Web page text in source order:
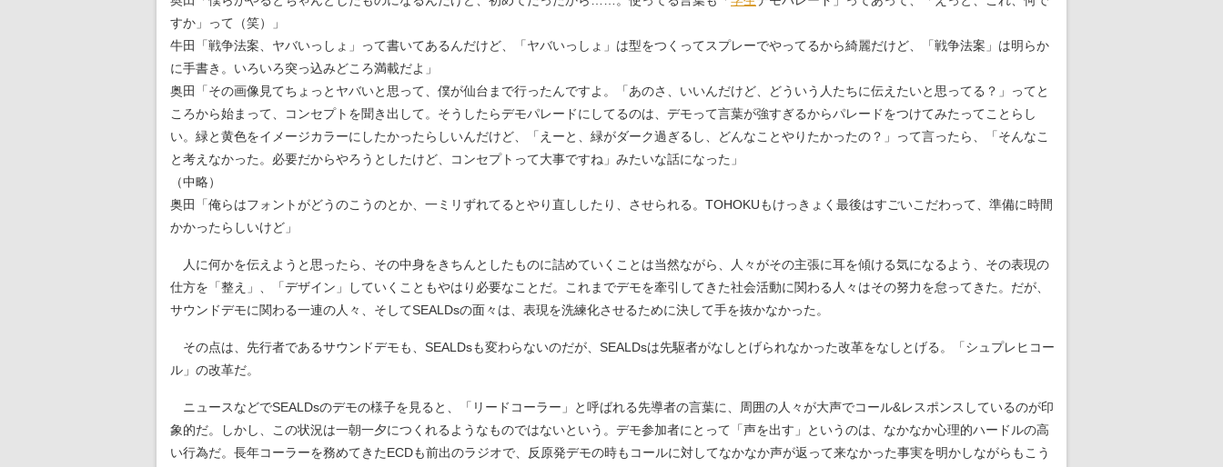
すか」って（笑）」
牛田「戦争法案、ヤバいっしょ」って書いてあるんだけど、「ヤバいっしょ」は型をつくってスプレーでやってるから綺麗だけど、「戦争法案」は明らか
に手書き。いろいろ突っ込みどころ満載だよ」
奥田「その画像見てちょっとヤバいと思って、僕が仙台まで行ったんですよ。「あのさ、いいんだけど、どういう人たちに伝えたいと思ってる？」ってと
ころから始まって、コンセプトを聞き出して。そうしたらデモパレードにしてるのは、デモって言葉が強すぎるからパレードをつけてみたってことらし
い。緑と黄色をイメージカラーにしたかったらしいんだけど、「えーと、緑がダーク過ぎるし、どんなことやりたかったの？」って言ったら、「そんなこ
と考えなかった。必要だからやろうとしたけど、コンセプトって大事ですね」みたいな話になった」
（中略）
奥田「俺らはフォントがどうのこうのとか、一ミリずれてるとやり直ししたり、させられる。TOHOKUもけっきょく最後はすごいこだわって、準備に時間
かかったらしいけど」
人に何かを伝えようと思ったら、その中身をきちんとしたものに詰めていくことは当然ながら、人々がその主張に耳を傾ける気になるよう、その表現の
仕方を「整え」、「デザイン」していくこともやはり必要なことだ。これまでデモを牽引してきた社会活動に関わる人々はその努力を怠ってきた。だが、
サウンドデモに関わる一連の人々、そしてSEALDsの面々は、表現を洗練化させるために決して手を抜かなかった。
その点は、先行者であるサウンドデモも、SEALDsも変わらないのだが、SEALDsは先駆者がなしとげられなかった改革をなしとげる。「シュプレヒコー
ル」の改革だ。
ニュースなどでSEALDsのデモの様子を見ると、「リードコーラー」と呼ばれる先導者の言葉に、周囲の人々が大声でコール&レスポンスしているのが印
象的だ。しかし、この状況は一朝一夕につくれるようなものではないという。デモ参加者にとって「声を出す」というのは、なかなか心理的ハードルの高
い行為だ。長年コーラーを務めてきたECDも前出のラジオで、反原発デモの時もコールに対してなかなか声が返って来なかった事実を明かしながらもこう